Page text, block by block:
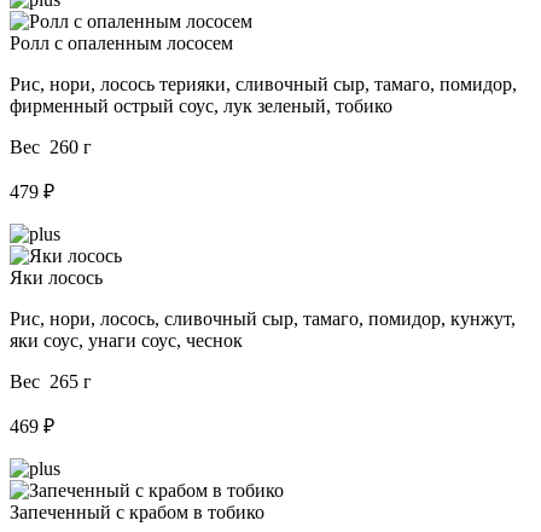
Ролл с опаленным лососем
Рис, нори, лосось терияки, сливочный сыр, тамаго, помидор,
фирменный острый соус, лук зеленый, тобико
Вес 260 г
479 ₽
Яки лосось
Рис, нори, лосось, сливочный сыр, тамаго, помидор, кунжут,
яки соус, унаги соус, чеснок
Вес 265 г
469 ₽
Запеченный с крабом в тобико